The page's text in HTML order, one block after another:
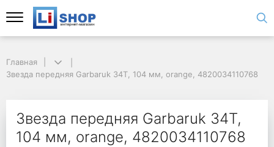
Главная
Звезда передняя Garbaruk 34T, 104 мм, orange, 4820034110768
Звезда передняя Garbaruk 34T,
104 мм, orange, 4820034110768